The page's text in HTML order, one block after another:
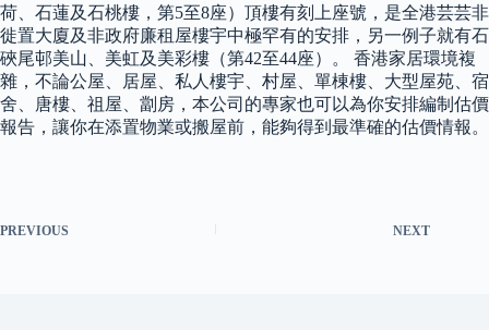
荷、石蓮及石桃樓，第5至8座）頂樓有刻上座號，是全港芸芸非
徙置大廈及非政府廉租屋樓宇中極罕有的安排，另一例子就有石
硤尾邨美山、美虹及美彩樓（第42至44座）。 香港家居環境複
雜，不論公屋、居屋、私人樓宇、村屋、單棟樓、大型屋苑、宿
舍、唐樓、祖屋、劏房，本公司的專家也可以為你安排編制估價
報告，讓你在添置物業或搬屋前，能夠得到最準確的估價情報。
PREVIOUS NEXT